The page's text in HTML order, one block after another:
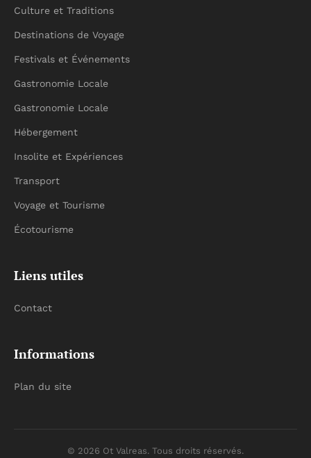
Culture et Traditions
Destinations de Voyage
Festivals et Événements
Gastronomie Locale
Gastronomie Locale
Hébergement
Insolite et Expériences
Transport
Voyage et Tourisme
Écotourisme
Liens utiles
Contact
Informations
Plan du site
© 2026 Ot Valreas. Tous droits réservés.